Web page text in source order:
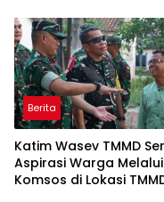
Berita
Katim Wasev TMMD
Aspirasi Warga Melalui
Komsos di Lokasi